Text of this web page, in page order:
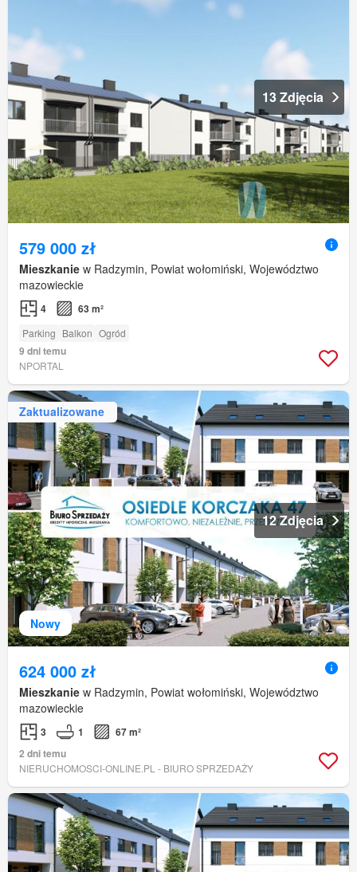
13 Zdjęcia
579 000 zł
Mieszkanie w Radzymin, Powiat wołomiński, Województwo
mazowieckie
4 63 m²
Parking Balkon Ogród
9 dni temu
NPORTAL
Nowy
Zaktualizowane
12 Zdjęcia
624 000 zł
Mieszkanie w Radzymin, Powiat wołomiński, Województwo
mazowieckie
3 1
67 m²
2 dni temu
NIERUCHOMOSCI-ONLINE.PL - BIURO SPRZEDAŻY